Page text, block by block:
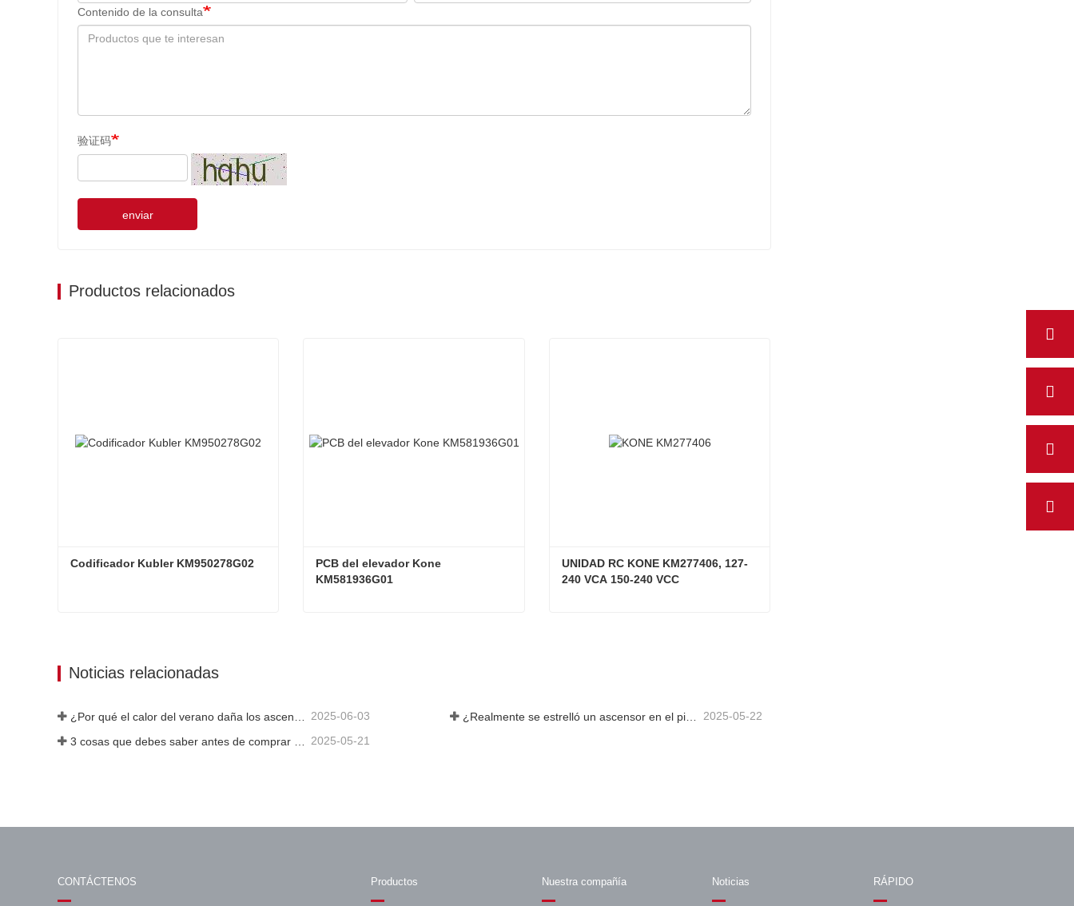
Contenido de la consulta
验证码
enviar
Productos relacionados
Codificador Kubler KM950278G02
PCB del elevador Kone
KM581936G01
UNIDAD RC KONE KM277406, 127-
240 VCA 150-240 VCC
Noticias relacionadas
2025-06-03 ¿Realmente se estrelló un ascensor en el piso 40? 2025-05-22
3 cosas que debes saber antes de comprar un ascensor 2025-05-21
CONTÁCTENOS Productos Nuestra compañía Noticias RÁPIDO